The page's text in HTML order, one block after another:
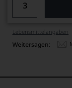
Lebensmittel­angaben
Weitersagen: